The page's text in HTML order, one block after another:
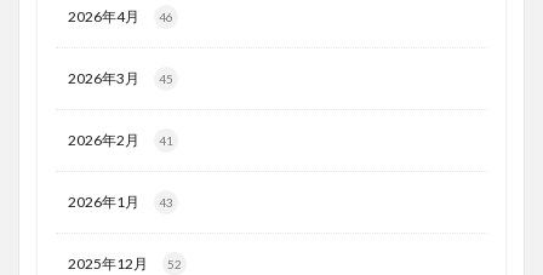
2026年4月 46
2026年3月 45
2026年2月 41
2026年1月 43
2025年12月 52